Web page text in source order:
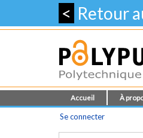
< Retour
Accueil À
Se connecter